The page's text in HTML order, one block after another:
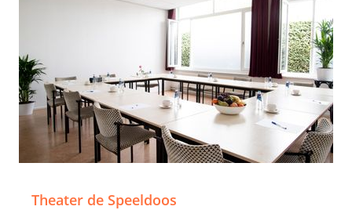
Theater de Speeldoos